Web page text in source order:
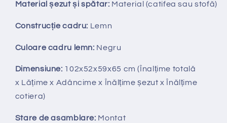
Material șezut și spătar: Material (catifea sau stofă)
Construcție cadru: Lemn
Culoare cadru lemn: Negru
Dimensiune: 102x52x59x65 cm (Înalțime totală
x Lățime x Adâncime x Înălțime șezut x Înălțime
cotiera)
Stare de asamblare: Montat